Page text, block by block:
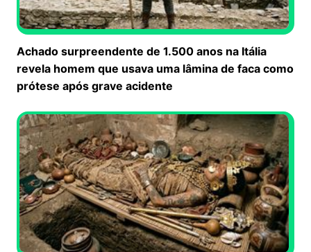
Achado surpreendente de 1.500 anos na Itália
revela homem que usava uma lâmina de faca como
prótese após grave acidente